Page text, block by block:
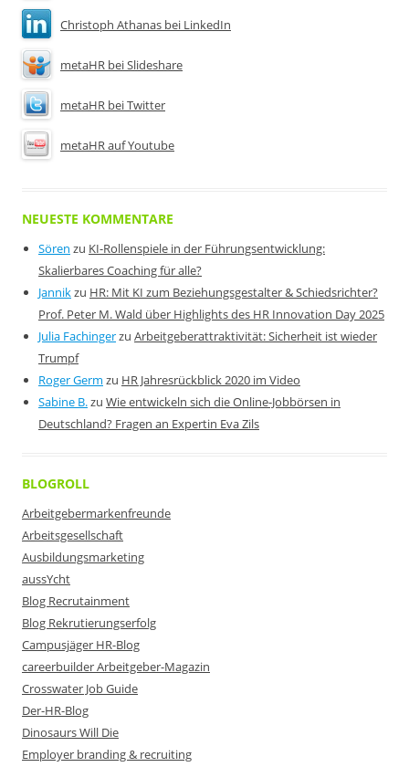
Christoph Athanas bei LinkedIn
metaHR bei Slideshare
metaHR bei Twitter
metaHR auf Youtube
NEUESTE KOMMENTARE
Sören zu KI-Rollenspiele in der Führungsentwicklung:
Skalierbares Coaching für alle?
Jannikzu HR: Mit KI zum Beziehungsgestalter & Schiedsrichter?
Prof. Peter M. Wald über Highlights des HR Innovation Day 2025
Julia Fachingerzu Arbeitgeberattraktivität: Sicherheit ist wieder
Trumpf
Roger Germ zu HR Jahresrückblick 2020 im Video
Sabine B.zu Wie entwickeln sich die Online-Jobbörsen in
Deutschland? Fragen an Expertin Eva Zils
BLOGROLL
Arbeitgebermarkenfreunde
Arbeitsgesellschaft
Ausbildungsmarketing
aussYcht
Blog Recrutainment
Blog Rekrutierungserfolg
Campusjäger HR-Blog
careerbuilder Arbeitgeber-Magazin
Crosswater Job Guide
Der-HR-Blog
Dinosaurs Will Die
Employer branding & recruiting